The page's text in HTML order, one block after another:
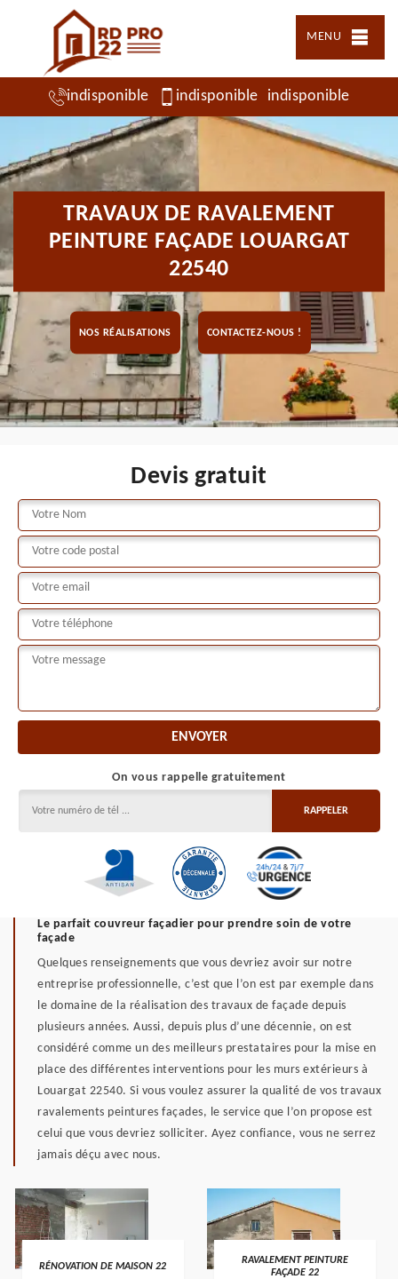
MENU
indisponible indisponible indisponible
TRAVAUX DE RAVALEMENT
PEINTURE FAÇADE LOUARGAT
22540
NOS RÉALISATIONS CONTACTEZ-NOUS !
Devis gratuit
On vous rappelle gratuitement
Le parfait couvreur façadier pour prendre soin de votre
façade
Quelques renseignements que vous devriez avoir sur notre
entreprise professionnelle, c’est que l’on est par exemple dans
le domaine de la réalisation des travaux de façade depuis
plusieurs années. Aussi, depuis plus d’une décennie, on est
considéré comme un des meilleurs prestataires pour la mise en
place des différentes interventions pour les murs extérieurs à
Louargat 22540. Si vous voulez assurer la qualité de vos travaux
ravalements peintures façades, le service que l’on propose est
celui que vous devriez solliciter. Ayez confiance, vous ne serrez
jamais déçu avec nous.
RÉNOVATION DE MAISON 22
RAVALEMENT PEINTURE
FAÇADE 22